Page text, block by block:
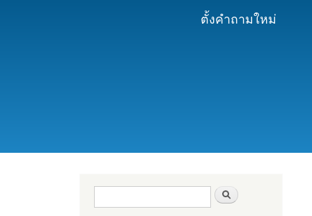
ตั้งคำถามใหม่
ฟอร์มค้นหา